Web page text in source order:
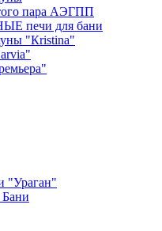
пара АЭГПП
печи для бани
"Кristina"
"Ураган"
Бани